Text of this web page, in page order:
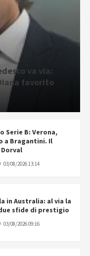
va via:
favorito
Serie B: Verona,
a Bragantini. Il
03/08/2026 13:14
in Australia: al via la
sfide di prestigio
03/08/2026 09:16